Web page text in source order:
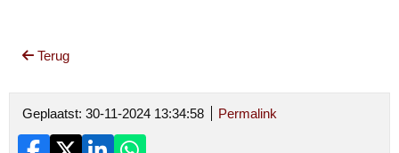
Terug
Geplaatst: 30-11-2024 13:34:58 Permalink